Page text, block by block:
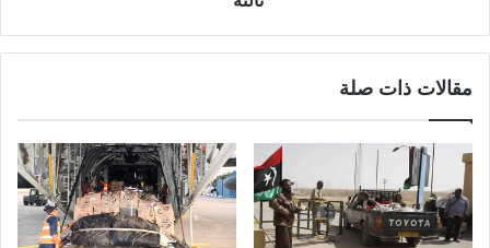
مقالات ذات صلة